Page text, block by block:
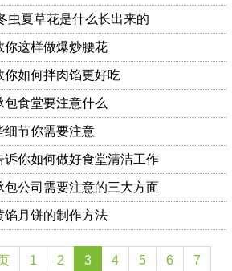
虫夏草花是什么长出来的
你这样做爆炒腰花
你如何拌肉馅更好吃
食堂要注意什么
细节你需要注意
诉你如何做好食堂清洁工作
包公司需要注意的三大方面
馅月饼的制作方法
1 2 3 4 5 6 7